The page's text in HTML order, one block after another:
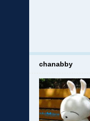
chanabby